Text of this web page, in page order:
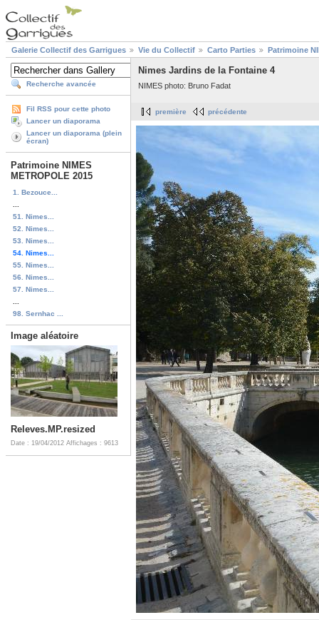
Galerie Collectif des Garrigues Vie du Collectif Carto Parties Patrimoine
Recherche avancée
Fil RSS pour cette photo
Lancer un diaporama
Lancer un diaporama (plein
écran)
Patrimoine NIMES
METROPOLE 2015
1. Bezouce...
51. Nimes...
52. Nimes...
53. Nimes...
54. Nimes...
55. Nimes...
56. Nimes...
57. Nimes...
98. Sernhac ...
Image aléatoire
Releves.MP.resized
Date : 19/04/2012 Affichages : 9613
Nimes Jardins de la Fontaine 4
NIMES photo: Bruno Fadat
première précédente